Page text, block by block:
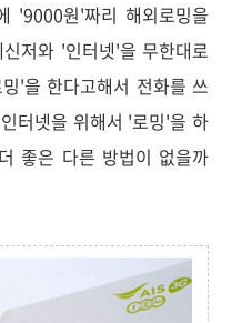
'9000원'짜리 해외로밍을
저와 '인터넷'을 무한대로
'을 한다고해서 전화를 쓰
터넷을 위해서 '로밍'을 하
좋은 다른 방법이 없을까